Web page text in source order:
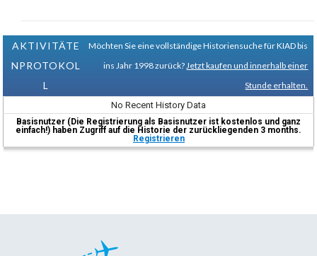
AKTIVITÄTE
NPROTOKOL
L
Möchten Sie eine vollständige Historiensuche für KIAD bis
ins Jahr 1998 zurück? Jetzt kaufen und innerhalb einer
Stunde erhalten.
No Recent History Data
Basisnutzer (Die Registrierung als Basisnutzer ist kostenlos und ganz
einfach!) haben Zugriff auf die Historie der zurückliegenden 3 months.
Registrieren